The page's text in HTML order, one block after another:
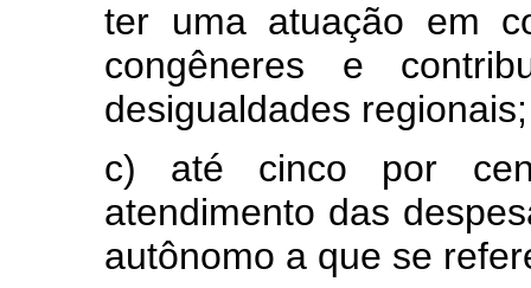
ter uma atuação em
congêneres e
desigualdades regionais;
c) até cinco por
atendimento das
autônomo a que se